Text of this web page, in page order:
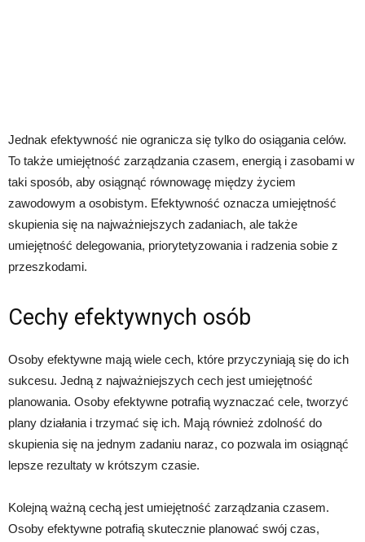
Jednak efektywność nie ogranicza się tylko do osiągania celów.
To także umiejętność zarządzania czasem, energią i zasobami w
taki sposób, aby osiągnąć równowagę między życiem
zawodowym a osobistym. Efektywność oznacza umiejętność
skupienia się na najważniejszych zadaniach, ale także
umiejętność delegowania, priorytetyzowania i radzenia sobie z
przeszkodami.
Cechy efektywnych osób
Osoby efektywne mają wiele cech, które przyczyniają się do ich
sukcesu. Jedną z najważniejszych cech jest umiejętność
planowania. Osoby efektywne potrafią wyznaczać cele, tworzyć
plany działania i trzymać się ich. Mają również zdolność do
skupienia się na jednym zadaniu naraz, co pozwala im osiągnąć
lepsze rezultaty w krótszym czasie.
Kolejną ważną cechą jest umiejętność zarządzania czasem.
Osoby efektywne potrafią skutecznie planować swój czas,